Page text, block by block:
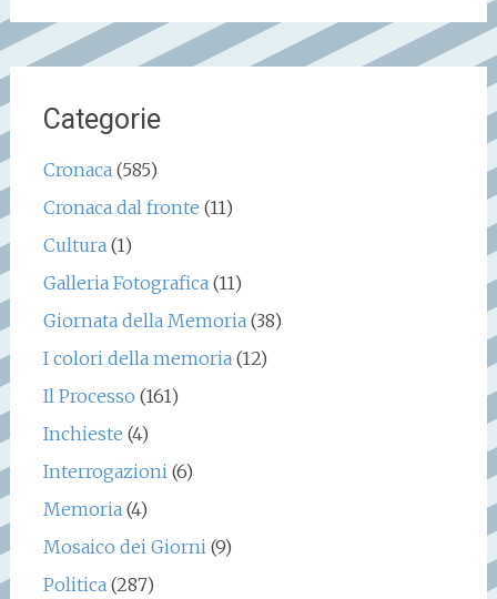
Categorie
Cronaca(585)
Cronaca dal fronte (11)
Cultura(1)
Galleria Fotografica(11)
Giornata della Memoria(38)
I colori della memoria(12)
Il Processo (161)
Inchieste (4)
Interrogazioni(6)
Memoria(4)
Mosaico dei Giorni(9)
Politica(287)